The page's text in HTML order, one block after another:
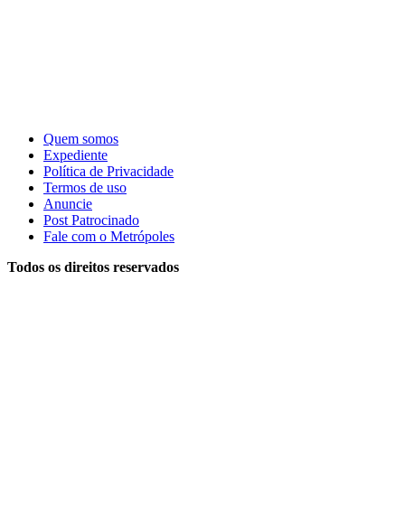
Quem somos
Expediente
Política de Privacidade
Termos de uso
Anuncie
Post Patrocinado
Fale com o Metrópoles
Todos os direitos reservados